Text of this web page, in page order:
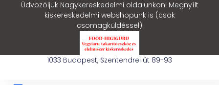
Üdvözöljük Nagykereskedelmi oldalunkon! Megnyílt
kiskereskedelmi webshopunk is (csak
csomagküldéssel)
1033 Budapest, Szentendrei út 89-93